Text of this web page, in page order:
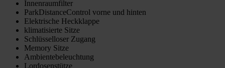
Innenraumfilter
ParkDistanceControl vorne und hinten
Elektrische Heckklappe
klimatisierte Sitze
Schlüsselloser Zugang
Memory Sitze
Ambientebeleuchtung
Lordosenstütze